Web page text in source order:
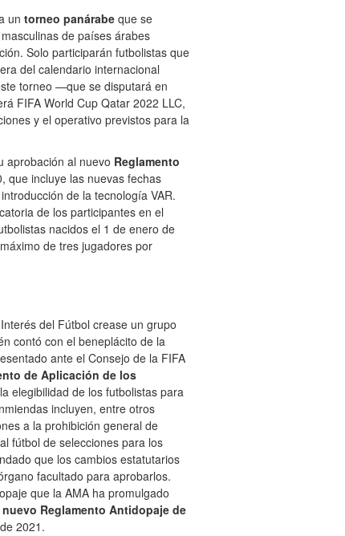
un torneo panárabeque se
de países árabes
Solo participarán futbolistas que
del calendario internacional
torneo —que se disputará en
FIFA World Cup Qatar 2022 LLC,
y el operativo previstos para la
aprobación al nuevo Reglamento
que incluye las nuevas fechas
de la tecnología VAR.
de los participantes en el
nacidos el 1 de enero de
de tres jugadores por
del Fútbol crease un grupo
contó con el beneplácito de la
ante el Consejo de la FIFA
de Aplicación de los
elegibilidad de los futbolistas para
incluyen, entre otros
a la prohibición general de
fútbol de selecciones para los
que los cambios estatutarios
facultado para aprobarlos.
que la AMA ha promulgado
Reglamento Antidopaje de
2021.